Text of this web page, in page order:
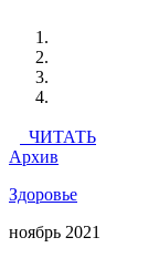
ЧИТАТЬ
Архив
Здоровье
ноябрь 2021